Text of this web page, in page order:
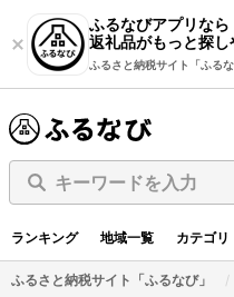
ふるなびアプリなら
返礼品がもっと探し
ふるさと納税サイト「ふるな
キーワードを入力
ランキング 地域一覧 カテゴリ
ふるさと納税サイト「ふるなび」